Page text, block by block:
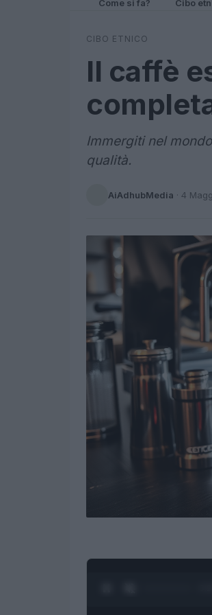
Come si fa? Cibo
CIBO ETNICO
Il caffè
Immergiti nel
qualità.
AiAdhubMedia · 4